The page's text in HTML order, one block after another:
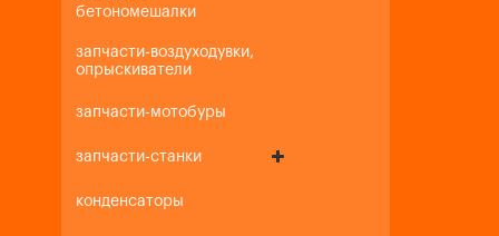
бетономешалки
запчасти-воздуходувки,
опрыскиватели
запчасти-мотобуры
запчасти-станки
конденсаторы